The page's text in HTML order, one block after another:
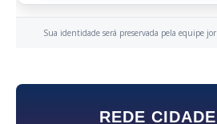
Sua identidade será preservada pela equipe
REDE